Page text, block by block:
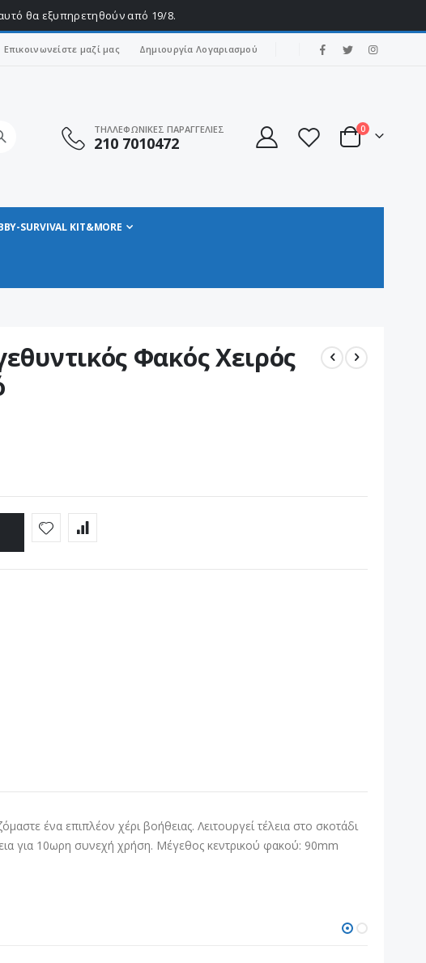
θα εξυπηρετηθούν από 19/8.
Επικοινωνείστε μαζί μας Δημιουργία Λογαριασμού
ΤΗΛΛΕΦΩΝΙΚΕΣ ΠΑΡΑΓΓΕΛΙΕΣ
210 7010472 Cart
0στοιχεία
SURVIVAL KIT&MORE
Φακός Χειρός
ένα επιπλέον χέρι βοήθειας. Λειτουργεί τέλεια στο σκοτάδι
για 10ωρη συνεχή χρήση. Μέγεθος κεντρικού φακού: 90mm